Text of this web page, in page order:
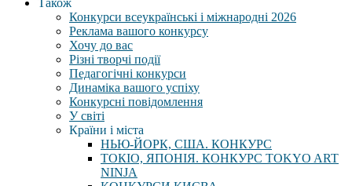
Також
Конкурси всеукраїнські і міжнародні 2026
Реклама вашого конкурсу
Хочу до вас
Різні творчі події
Педагогічні конкурси
Динаміка вашого успіху
Конкурсні повідомлення
У світі
Країни і міста
НЬЮ-ЙОРК, США. КОНКУРС
ТОКІО, ЯПОНІЯ. КОНКУРС TOKYO ART
NINJA